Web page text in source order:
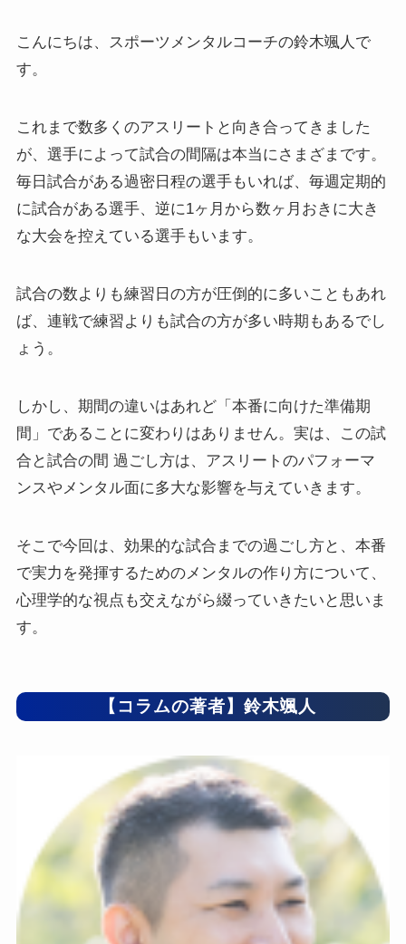
こんにちは、スポーツメンタルコーチの鈴木颯人で
す。
これまで数多くのアスリートと向き合ってきました
が、選手によって試合の間隔は本当にさまざまです。
毎日試合がある過密日程の選手もいれば、毎週定期的
に試合がある選手、逆に1ヶ月から数ヶ月おきに大き
な大会を控えている選手もいます。
試合の数よりも練習日の方が圧倒的に多いこともあれ
ば、連戦で練習よりも試合の方が多い時期もあるでし
ょう。
しかし、期間の違いはあれど「本番に向けた準備期
間」であることに変わりはありません。実は、この試
合と試合の間 過ごし方は、アスリートのパフォーマ
ンスやメンタル面に多大な影響を与えていきます。
そこで今回は、効果的な試合までの過ごし方と、本番
で実力を発揮するためのメンタルの作り方について、
心理学的な視点も交えながら綴っていきたいと思いま
す。
【コラムの著者】鈴木颯人